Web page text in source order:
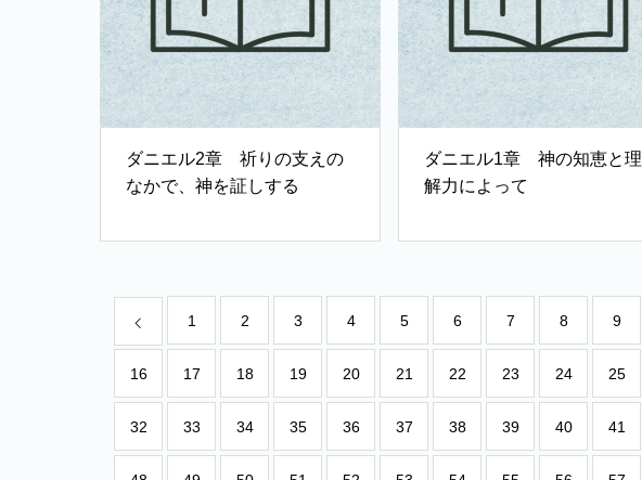
ダニエル2章 祈りの支えの
なかで、神を証しする
ダニエル1章 神の知恵と理
解力によって
1 2 3 4 5 6 7 8 9
16 17 18 19 20 21 22 23 24 25
32 33 34 35 36 37 38 39 40 41